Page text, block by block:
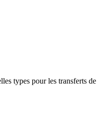
types pour les transferts de